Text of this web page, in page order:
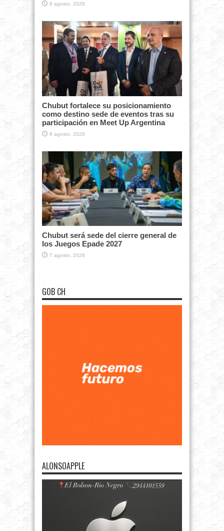
8 agosto, 2026
Chubut fortalece su posicionamiento
como destino sede de eventos tras su
participación en Meet Up Argentina
8 agosto, 2026
Chubut será sede del cierre general de
los Juegos Epade 2027
7 agosto, 2026
GOB CH
ALONSOAPPLE